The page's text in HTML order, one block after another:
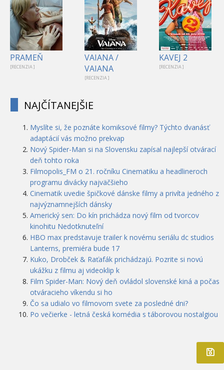
PRAMEŇ
[RECENZIA ]
VAIANA /
VAIANA
[RECENZIA ]
KAVEJ 2
[RECENZIA ]
NAJČÍTANEJŠIE
Myslíte si, že poznáte komiksové filmy? Týchto dvanásť
adaptácií vás možno prekvap
Nový Spider-Man si na Slovensku zapísal najlepší otvárací
deň tohto roka
Filmopolis_FM o 21. ročníku Cinematiku a headlineroch
programu divácky najväčšieho
Cinematik uvedie špičkové dánske filmy a privíta jedného z
najvýznamnejších dánsky
Americký sen: Do kín prichádza nový film od tvorcov
kinohitu Nedotknuteľní
HBO max predstavuje trailer k novému seriálu dc studios
Lanterns, premiéra bude 17
Kuko, Drobček & Raťafák prichádzajú. Pozrite si novú
ukážku z filmu aj videoklip k
Film Spider-Man: Nový deň ovládol slovenské kiná a počas
otváracieho víkendu si ho
Čo sa udialo vo filmovom svete za posledné dni?
Po večierke - letná česká komédia s táborovou nostalgiou